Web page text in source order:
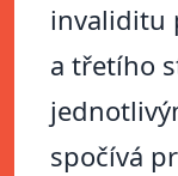
invaliditu
a třetího
spočívá